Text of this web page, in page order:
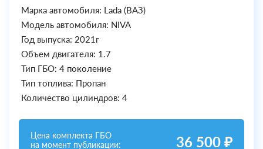
Марка автомобиля: Lada (ВАЗ)
Модель автомобиля: NIVA
Год выпуска: 2021г
Объем двигателя: 1.7
Тип ГБО: 4 поколение
Тип топлива: Пропан
Количество цилиндров: 4
Цена комплекта ГБО
на момент публикации:
36 500 ₽